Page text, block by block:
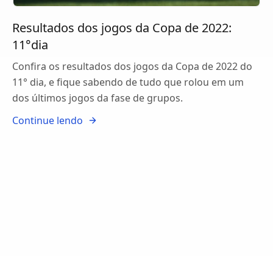
Resultados dos jogos da Copa de 2022:
11°dia
Confira os resultados dos jogos da Copa de 2022 do
11° dia, e fique sabendo de tudo que rolou em um
dos últimos jogos da fase de grupos.
Continue lendo